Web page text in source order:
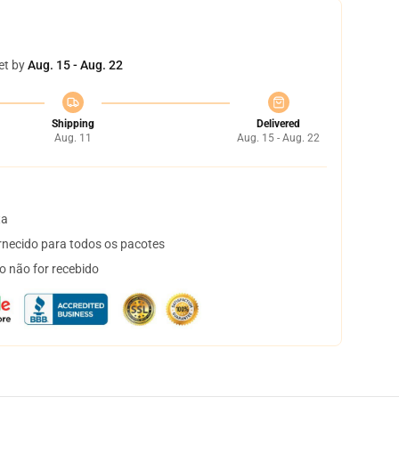
byAug. 15 - Aug. 22
Shipping
Aug. 11
Delivered
Aug. 15 - Aug. 22
para todos os pacotes
não for recebido